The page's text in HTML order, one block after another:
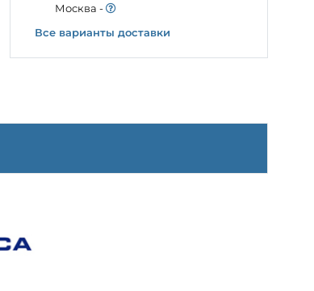
Моcква -
Все варианты доставки